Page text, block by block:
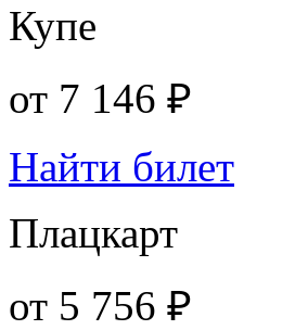
Купе
от 7 146 ₽
Найти билет
Плацкарт
от 5 756 ₽